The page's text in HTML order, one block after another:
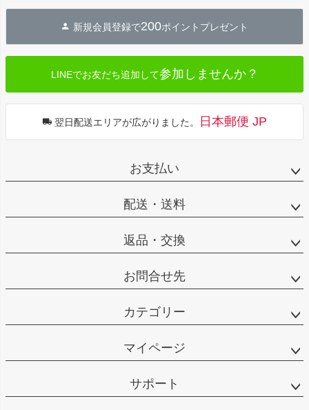
へ
新規会員登録で200ポイントプレゼント
LINEでお友だち追加して参加しませんか？
翌日配送エリアが広がりました。 日本郵便 JP
お支払い
配送・送料
返品・交換
お問合せ先
カテゴリー
マイページ
サポート